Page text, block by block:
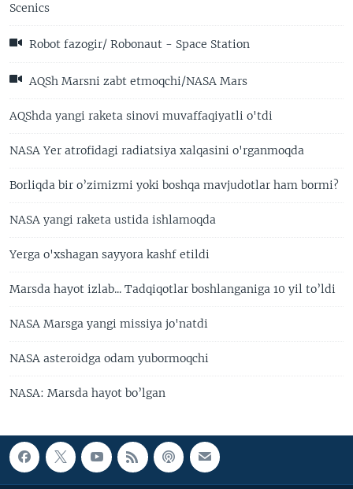
Scenics
Robot fazogir/ Robonaut - Space Station
AQSh Marsni zabt etmoqchi/NASA Mars
AQShda yangi raketa sinovi muvaffaqiyatli o'tdi
NASA Yer atrofidagi radiatsiya xalqasini o'rganmoqda
Borliqda bir o’zimizmi yoki boshqa mavjudotlar ham bormi?
NASA yangi raketa ustida ishlamoqda
Yerga o'xshagan sayyora kashf etildi
Marsda hayot izlab... Tadqiqotlar boshlanganiga 10 yil to’ldi
NASA Marsga yangi missiya jo'natdi
NASA asteroidga odam yubormoqchi
NASA: Marsda hayot bo’lgan